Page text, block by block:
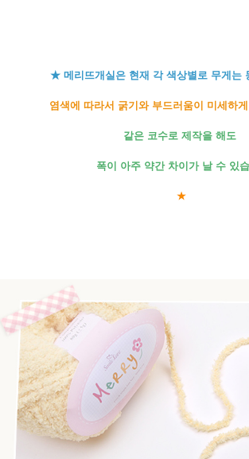
★ 메리뜨개실은 현재 각 색상별로 무게는
염색에 따라서 굵기와 부드러움이 미세하
같은 코수로 제작을 해도
폭이 아주 약간 차이가 날 수 있
★